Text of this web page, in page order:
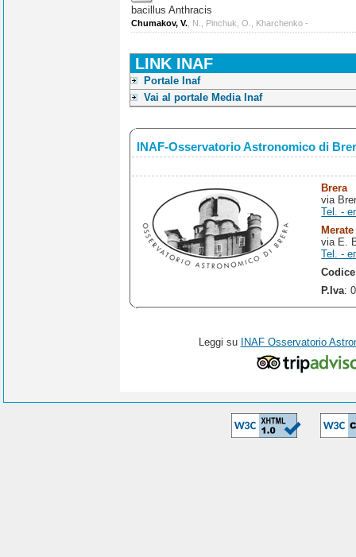
bacillus Anthracis
Chumakov, V. , N., Pinchuk, O., Kharchenko -
LINK INAF
Portale Inaf
Vai al portale Media Inaf
INAF-Osservatorio Astronomico di
Brera
via
Tel. -
Merate
via E.
Tel. -
P.Iva:
Leggi su INAF Osservatorio